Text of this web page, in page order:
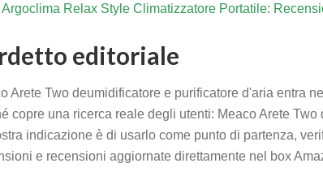
Argoclima Relax Style Climatizzatore Portatile:
editoriale
Arete Two deumidificatore e purificatore d'aria entra
copre una ricerca reale degli utenti: Meaco Arete
indicazione è di usarlo come punto di partenza,
e recensioni aggiornate direttamente nel box